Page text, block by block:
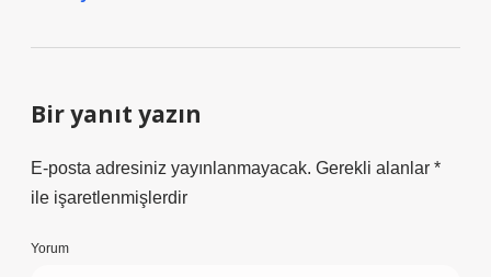
Bir yanıt yazın
E-posta adresiniz yayınlanmayacak. Gerekli alanlar *
ile işaretlenmişlerdir
Yorum